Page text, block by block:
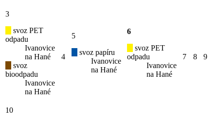
3
svoz PET
odpadu
Ivanovice
na Hané
svoz
bioodpadu
Ivanovice
na Hané
4
5
svoz papíru
Ivanovice
na Hané
6
svoz PET
odpadu
Ivanovice
na Hané
7 8 9
10